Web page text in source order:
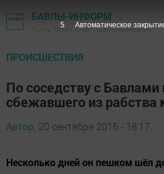
БАВЛЫ-ИНФОРМ
Газета "Слава труду" - Бавлинский район
ПРОИСШЕСТВИЯ
По соседству с
сбежавшего из
Автор, 20 сентября 2016 - 18:17
Несколько дней он пешком шёл
4 Автоматическое